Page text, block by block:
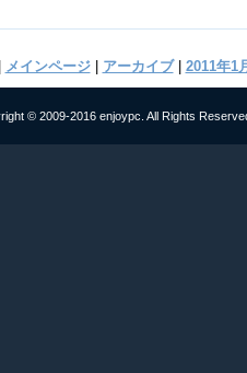
| メインページ| アーカイブ| 2011年1
© 2009-2016 enjoypc. All Rights